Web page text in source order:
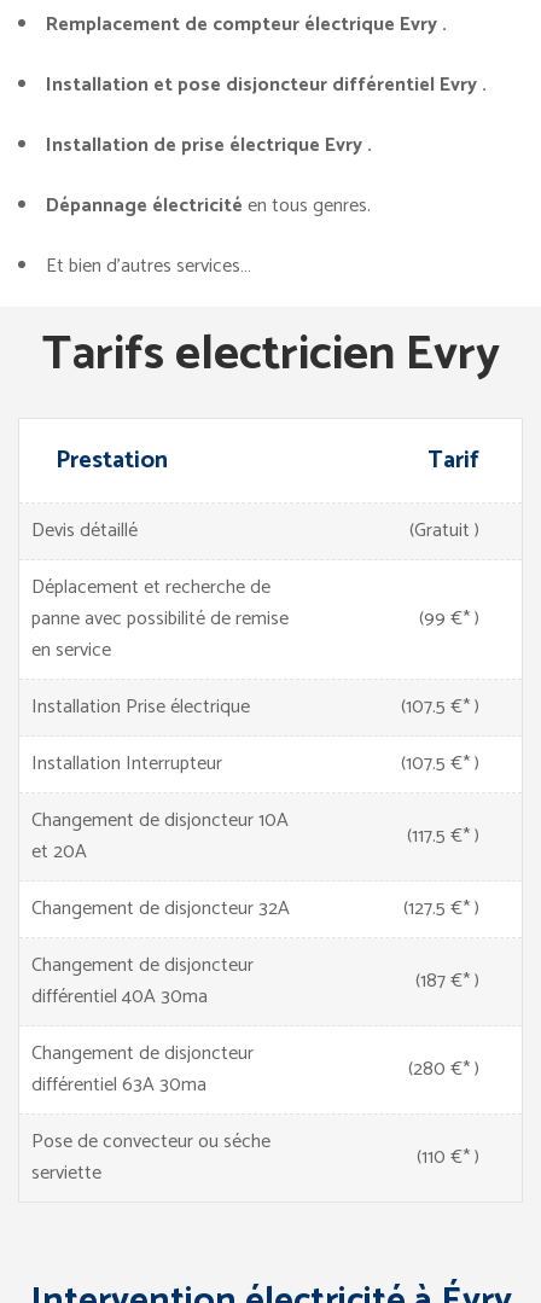
Remplacement de compteur électrique Evry .
Installation et pose disjoncteur différentiel Evry .
Installation de prise électrique Evry .
Dépannage électricitéen tous genres.
Et bien d’autres services…
Tarifs electricien Evry
Prestation Tarif
Devis détaillé
(Gratuit )
Déplacement et recherche de
panne avec possibilité de remise
en service
(99 €* )
Installation Prise électrique
(107.5 €* )
Installation Interrupteur
(107.5 €* )
Changement de disjoncteur 10A
et 20A
(117.5 €* )
Changement de disjoncteur 32A
(127.5 €* )
Changement de disjoncteur
différentiel 40A 30ma
(187 €* )
Changement de disjoncteur
différentiel 63A 30ma
(280 €* )
Pose de convecteur ou séche
serviette
(110 €* )